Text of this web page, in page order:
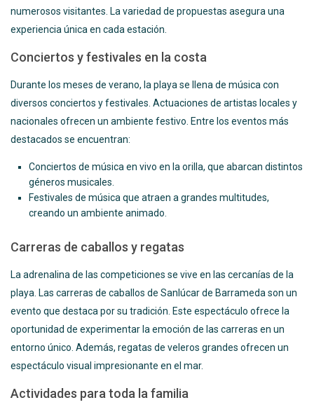
numerosos visitantes. La variedad de propuestas asegura una
experiencia única en cada estación.
Conciertos y festivales en la costa
Durante los meses de verano, la playa se llena de música con
diversos conciertos y festivales. Actuaciones de artistas locales y
nacionales ofrecen un ambiente festivo. Entre los eventos más
destacados se encuentran:
Conciertos de música en vivo en la orilla, que abarcan distintos
géneros musicales.
Festivales de música que atraen a grandes multitudes,
creando un ambiente animado.
Carreras de caballos y regatas
La adrenalina de las competiciones se vive en las cercanías de la
playa. Las carreras de caballos de Sanlúcar de Barrameda son un
evento que destaca por su tradición. Este espectáculo ofrece la
oportunidad de experimentar la emoción de las carreras en un
entorno único. Además, regatas de veleros grandes ofrecen un
espectáculo visual impresionante en el mar.
Actividades para toda la familia